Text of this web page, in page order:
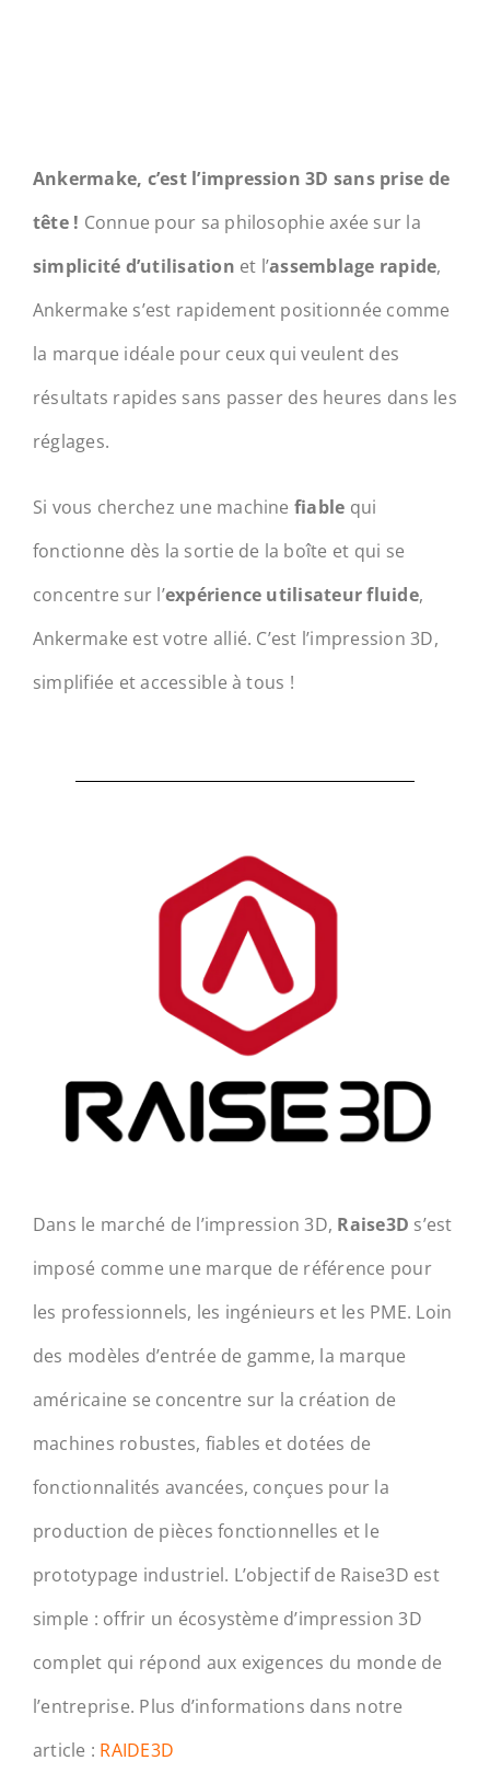
Ankermake, c’est l’impression 3D sans prise de
tête ! Connue pour sa philosophie axée sur la
simplicité d’utilisation et l’assemblage rapide,
Ankermake s’est rapidement positionnée comme
la marque idéale pour ceux qui veulent des
résultats rapides sans passer des heures dans les
réglages.
Si vous cherchez une machine fiable qui
fonctionne dès la sortie de la boîte et qui se
concentre sur l’expérience utilisateur fluide,
Ankermake est votre allié. C’est l’impression 3D,
simplifiée et accessible à tous !
Dans le marché de l’impression 3D, Raise3D s’est
imposé comme une marque de référence pour
les professionnels, les ingénieurs et les PME. Loin
des modèles d’entrée de gamme, la marque
américaine se concentre sur la création de
machines robustes, fiables et dotées de
fonctionnalités avancées, conçues pour la
production de pièces fonctionnelles et le
prototypage industriel. L’objectif de Raise3D est
simple : offrir un écosystème d’impression 3D
complet qui répond aux exigences du monde de
l’entreprise. Plus d’informations dans notre
article : RAIDE3D